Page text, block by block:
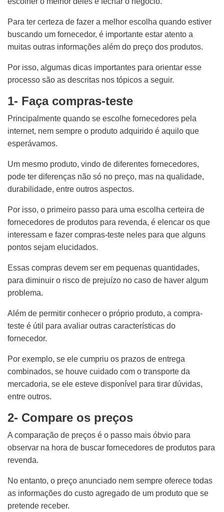
Para ter certeza de fazer a melhor escolha quando estiver
buscando um fornecedor, é importante estar atento a
muitas outras informações além do preço dos produtos.
Por isso, algumas dicas importantes para orientar esse
processo são as descritas nos tópicos a seguir.
1- Faça compras-teste
Principalmente quando se escolhe fornecedores pela
internet, nem sempre o produto adquirido é aquilo que
esperávamos.
Um mesmo produto, vindo de diferentes fornecedores,
pode ter diferenças não só no preço, mas na qualidade,
durabilidade, entre outros aspectos.
Por isso, o primeiro passo para uma escolha certeira de
fornecedores de produtos para revenda, é elencar os que
interessam e fazer compras-teste neles para que alguns
pontos sejam elucidados.
Essas compras devem ser em pequenas quantidades,
para diminuir o risco de prejuízo no caso de haver algum
problema.
Além de permitir conhecer o próprio produto, a compra-
teste é útil para avaliar outras características do
fornecedor.
Por exemplo, se ele cumpriu os prazos de entrega
combinados, se houve cuidado com o transporte da
mercadoria, se ele esteve disponível para tirar dúvidas,
entre outros.
2- Compare os preços
A comparação de preços é o passo mais óbvio para
observar na hora de buscar fornecedores de produtos para
revenda.
No entanto, o preço anunciado nem sempre oferece todas
as informações do custo agregado de um produto que se
pretende receber.